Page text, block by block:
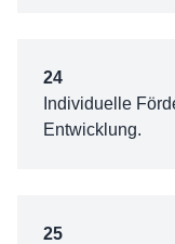
24
Individuelle
Entwicklung.
25